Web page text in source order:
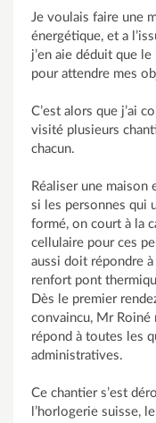
Je voulais faire une
énergétique, et a
j’en aie déduit que
pour attendre mes
C’est alors que j’ai
visité plusieurs
chacun.
Réaliser une maison
si les personnes qui
formé, on court à la
cellulaire pour ces
aussi doit répondre
renfort pont
Dès le premier
convaincu, Mr Roiné
répond à toutes les
administratives.
Ce chantier s’est
l’horlogerie suisse,